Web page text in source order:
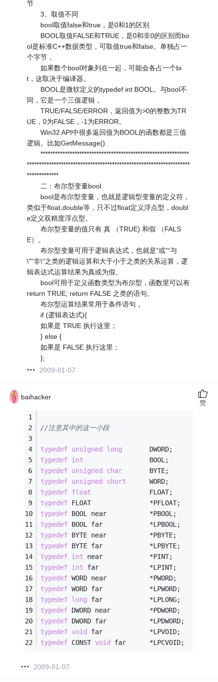
节
3、取值不同
bool取值false和true，是0和1的区别
BOOL取值FALSE和TRUE，是0和非0的区别而bo
ol是标准C++数据类型，可取值true和false。单独占一
个字节，
如果数个bool对象列在一起，可能会各占一个bi
t，这取决于编译器。
BOOL是微软定义的typedef int BOOL。与bool不
同，它是一个三值逻辑，
TRUE/FALSE/ERROR，返回值为>0的整数为TR
UE，0为FALSE，-1为ERROR。
Win32 API中很多返回值为BOOL的函数都是三值
逻辑。比如GetMessage().
*************************************************************
*******************************************************************
*************
二：布尔型变量bool
bool是布尔型变量，也就是逻辑型变量的定义符，
类似于float,double等，只不过float定义浮点型，doubl
e定义双精度浮点型。
布尔型变量的值只有 真 （TRUE) 和假 （FALS
E）。
布尔型变量可用于逻辑表达式，也就是“或”“与
\"“非\"之类的逻辑运算和大于小于之类的关系运算，逻
辑表达式运算结果为真或为假。
bool可用于定义函数类型为布尔型，函数里可以有
return TRUE; return FALSE 之类的语句。
布尔型运算结果常用于条件语句，
if (逻辑表达式){
如果是 TRUE 执行这里；
} else {
如果是 FALSE 执行这里；
};
2009-01-07
baihacker
//注意其中的这一小段
typedef unsigned long
       DWORD;
typedef int
                 BOOL;
typedef unsigned char
       BYTE;
typedef unsigned short
      WORD;
typedef float
               FLOAT;
typedef FLOAT               *PFLOAT;
typedef BOOL near           *PBOOL;
typedef BOOL far            *LPBOOL;
typedef BYTE near           *PBYTE;
typedef BYTE far            *LPBYTE;
typedef int near            *PINT;
typedef int far             *LPINT;
typedef WORD near           *PWORD;
typedef WORD far            *LPWORD;
typedef long far            *LPLONG;
typedef DWORD near          *PDWORD;
typedef DWORD far           *LPDWORD;
typedef void far            *LPVOID;
typedef CONST void far      *LPCVOID;
2009-01-07
赞